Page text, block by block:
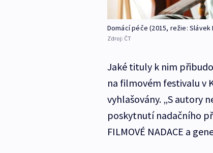
Domácí péče (2015, režie: Slávek
Zdroj: ČT
Jaké tituly k nim
na filmovém festivalu v
vyhlašovány. „S autory
poskytnutí nadačního
FILMOVÉ NADACE a